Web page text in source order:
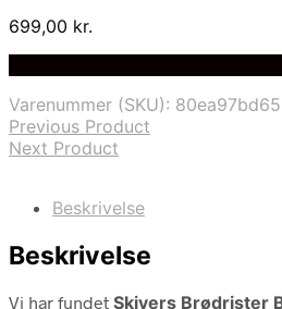
699,00 kr.
Varenummer (SKU):
Previous Product
Next Product
Beskrivelse
Beskrivelse
Vi har fundet Skivers Brødrister